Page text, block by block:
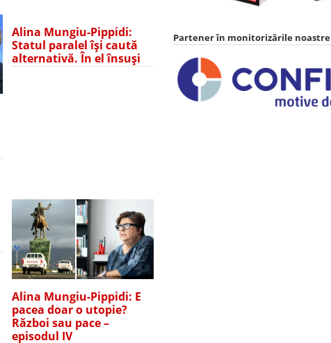
Alina Mungiu-Pippidi:
Statul paralel își caută
alternativă. În el însuși
Alina Mungiu-Pippidi: E
pacea doar o utopie?
Război sau pace –
episodul IV
Partener în monitorizările noastre